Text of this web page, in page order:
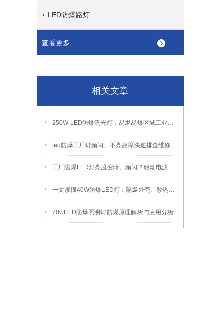
LED防爆路灯
查看更多
相关文章
250W LED防爆泛光灯：易燃易爆区域工业固定照明装置
led防爆工厂灯频闪、不亮故障快速排查维修方法
工厂防爆LED灯亮度变暗、频闪？驱动电源故障检修方法
一文读懂40W防爆LED灯：隔爆外壳、散热、防爆认证原理
70wLED防爆照明灯防爆原理解析与应用分析